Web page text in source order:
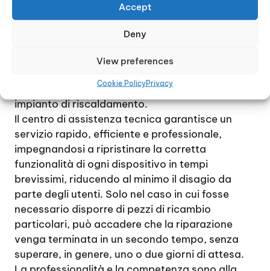
Accept
Deny
View preferences
Cookie PolicyPrivacy
problema viene gestito entro poche ore dalla
soddisfazione di ogni cliente e di ripristinare nel
funzionamento della caldaia e del relativo
impianto di riscaldamento.
Il centro di assistenza tecnica garantisce un
servizio rapido, efficiente e professionale,
impegnandosi a ripristinare la corretta
funzionalità di ogni dispositivo in tempi
brevissimi, riducendo al minimo il disagio da
parte degli utenti. Solo nel caso in cui fosse
necessario disporre di pezzi di ricambio
particolari, può accadere che la riparazione
venga terminata in un secondo tempo, senza
superare, in genere, uno o due giorni di attesa.